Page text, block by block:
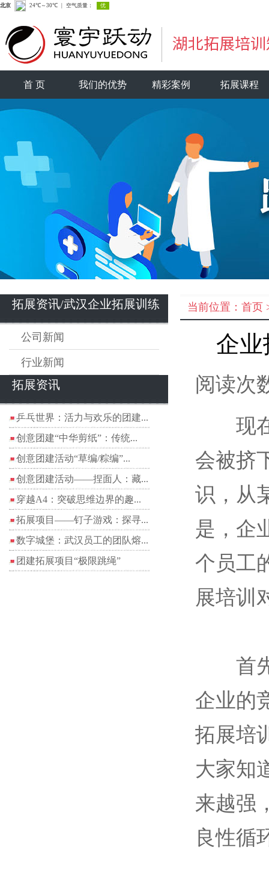
首 页 我们的优势 精彩案例 拓展课程
拓展资讯/武汉企业拓展训练
公司新闻
行业新闻
拓展资讯
乒乓世界：活力与欢乐的团建...
创意团建“中华剪纸”：传统...
创意团建活动“草编/粽编”...
创意团建活动——捏面人：藏...
穿越A4：突破思维边界的趣...
拓展项目——钉子游戏：探寻...
数字城堡：武汉员工的团队熔...
团建拓展项目“极限跳绳”
当前位置： 首页
企
阅读次
现在
会被挤
识，从
是，企
个员工
展培训
首先
企业的
拓展培
大家知
来越强
良性循